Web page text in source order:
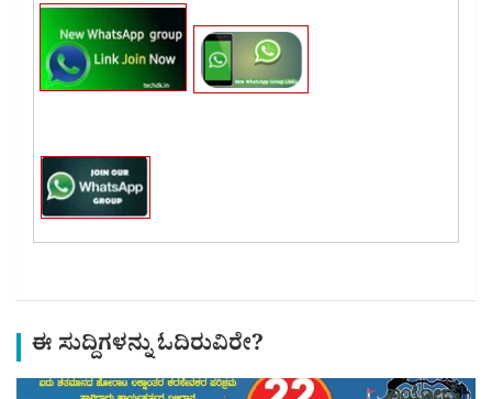
ಈ ಸುದ್ದಿಗಳನ್ನು ಓದಿರುವಿರೇ?